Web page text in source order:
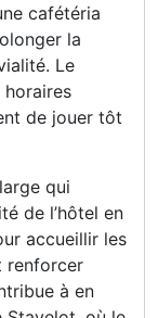
cafétéria
la
Le
horaires
de jouer tôt
qui
de l’hôtel en
accueillir les
renforcer
à en